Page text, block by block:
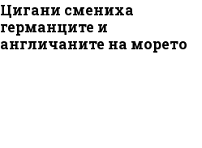
Цигани смениха
германците и
англичаните на морето